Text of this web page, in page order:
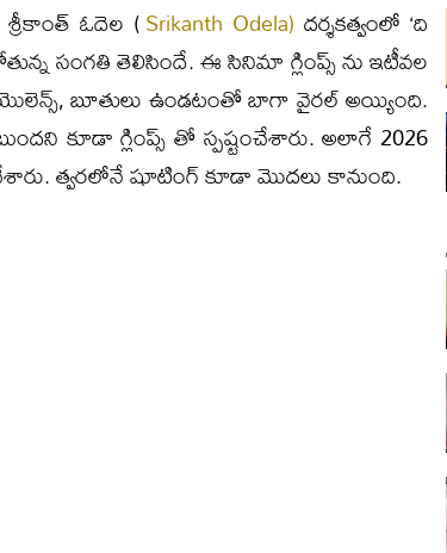
ఓదెల (Srikanth Odela) దర్శకత్వంలో ‘ది
సంగతి తెలిసిందే. ఈ సినిమా గ్లింప్స్ ను ఇటీవల
బూతులు ఉండటంతో బాగా వైరల్ అయ్యింది.
కూడా గ్లింప్స్ తో స్పష్టంచేశారు. అలాగే 2026
త్వరలోనే షూటింగ్ కూడా మొదలు కానుంది.